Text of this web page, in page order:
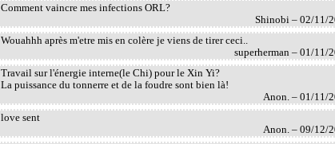
Comment vaincre mes infections ORL?
Shinobi – 02/11/
Wouahhh après m'etre mis en colère je viens de tirer ceci..
superherman – 01/11/
Travail sur l'énergie interne(le Chi) pour le Xin Yi?
La puissance du tonnerre et de la foudre sont bien là!
Anon. – 01/11/
love sent
Anon. – 09/12/